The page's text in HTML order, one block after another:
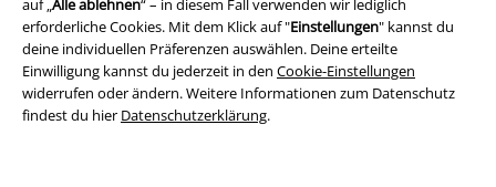
auf „Alle ablehnen“ – in diesem Fall verwenden wir lediglich
erforderliche Cookies. Mit dem Klick auf "Einstellungen" kannst du
deine individuellen Präferenzen auswählen. Deine erteilte
Einwilligung kannst du jederzeit in den Cookie-Einstellungen
widerrufen oder ändern. Weitere Informationen zum Datenschutz
findest du hier Datenschutzerklärung.
Konformitätserklärung
Information zur Barrierefreiheit